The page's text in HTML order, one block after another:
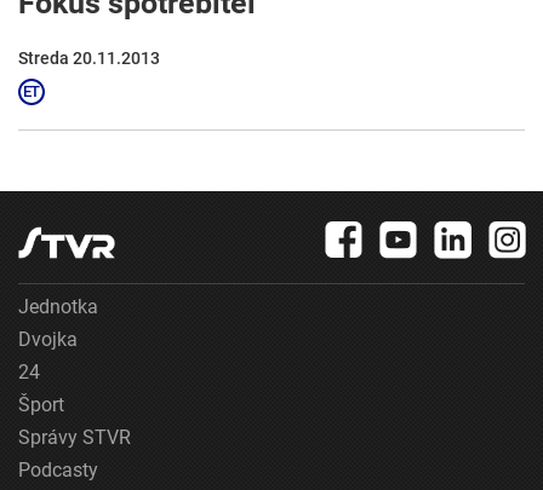
Streda 20.11.2013
Jednotka
Dvojka
24
Šport
Správy STVR
Podcasty